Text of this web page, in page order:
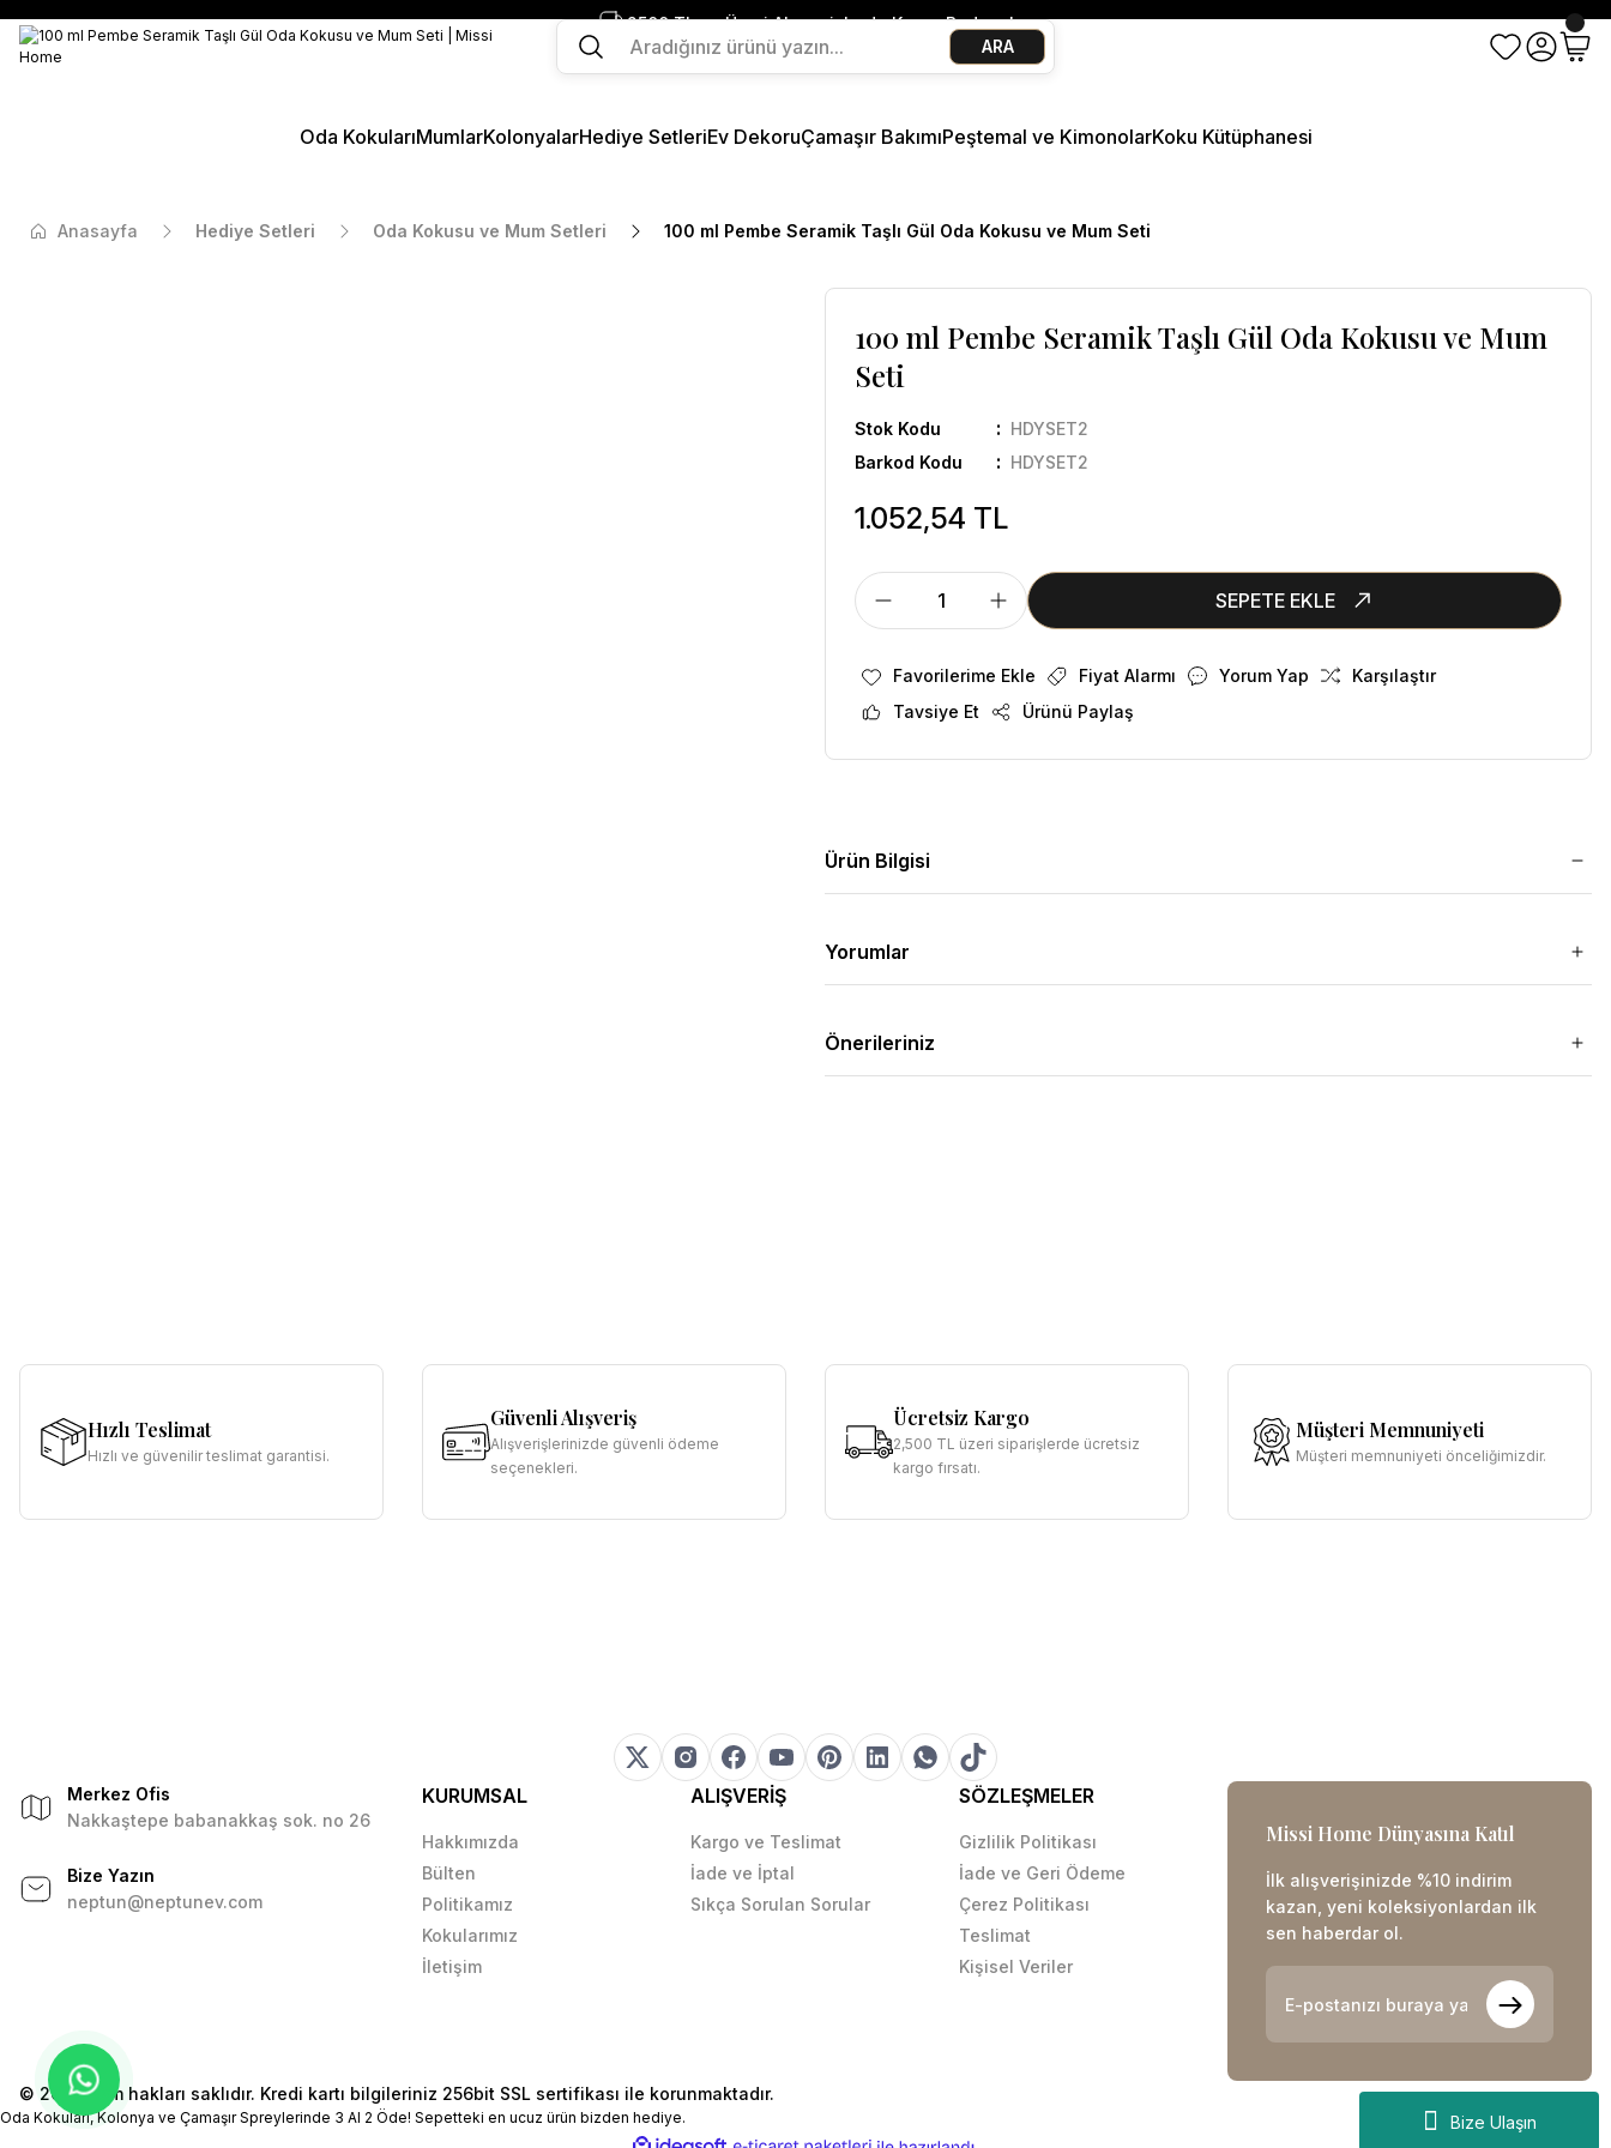
2500 TL ve Üzeri Alışverişlerde Kargo Bedava!
Ege Esintisi 2 Al 1 Öde
Missi Kokularda 3 Al 2 Öde
Bize Ulaşın
ARA
Oda KokularıMumlarKolonyalarHediye SetleriEv DekoruÇamaşır BakımıPeştemal ve KimonolarKoku Kütüphanesi
Anasayfa Hediye Setleri Oda Kokusu ve Mum Setleri 100 ml Pembe Seramik Taşlı Gül Oda Kokusu ve Mum Seti
100 ml Pembe Seramik Taşlı Gül Oda Kokusu ve Mum
Seti
Stok Kodu
HDYSET2
Barkod Kodu
HDYSET2
1.052,54 TL
SEPETE EKLE
Fiyat Alarmı Yorum Yap
Karşılaştır
Tavsiye Et
Ürünü Paylaş
Ürün Bilgisi
Yorumlar
Önerileriniz
Hızlı Teslimat
Hızlı ve güvenilir teslimat garantisi.
Güvenli Alışveriş
Alışverişlerinizde güvenli ödeme
seçenekleri.
Ücretsiz Kargo
2,500 TL üzeri siparişlerde ücretsiz
kargo fırsatı.
Müşteri Memnuniyeti
Müşteri memnuniyeti önceliğimizdir.
Merkez Ofis
Nakkaştepe babanakkaş sok. no 26
Bize Yazın
neptun@neptunev.com
KURUMSAL
Hakkımızda
Bülten
Politikamız
Kokularımız
İletişim
ALIŞVERİŞ
Kargo ve Teslimat
İade ve İptal
Sıkça Sorulan Sorular
SÖZLEŞMELER
Gizlilik Politikası
İade ve Geri Ödeme
Çerez Politikası
Teslimat
Kişisel Veriler
Missi Home Dünyasına Katıl
İlk alışverişinizde %10 indirim
kazan, yeni koleksiyonlardan ilk
sen haberdar ol.
© 2026 Tüm hakları saklıdır. Kredi kartı bilgileriniz 256bit SSL sertifikası ile korunmaktadır.
Oda Kokuları, Kolonya ve Çamaşır Spreylerinde 3 Al 2 Öde! Sepetteki en ucuz ürün bizden hediye.